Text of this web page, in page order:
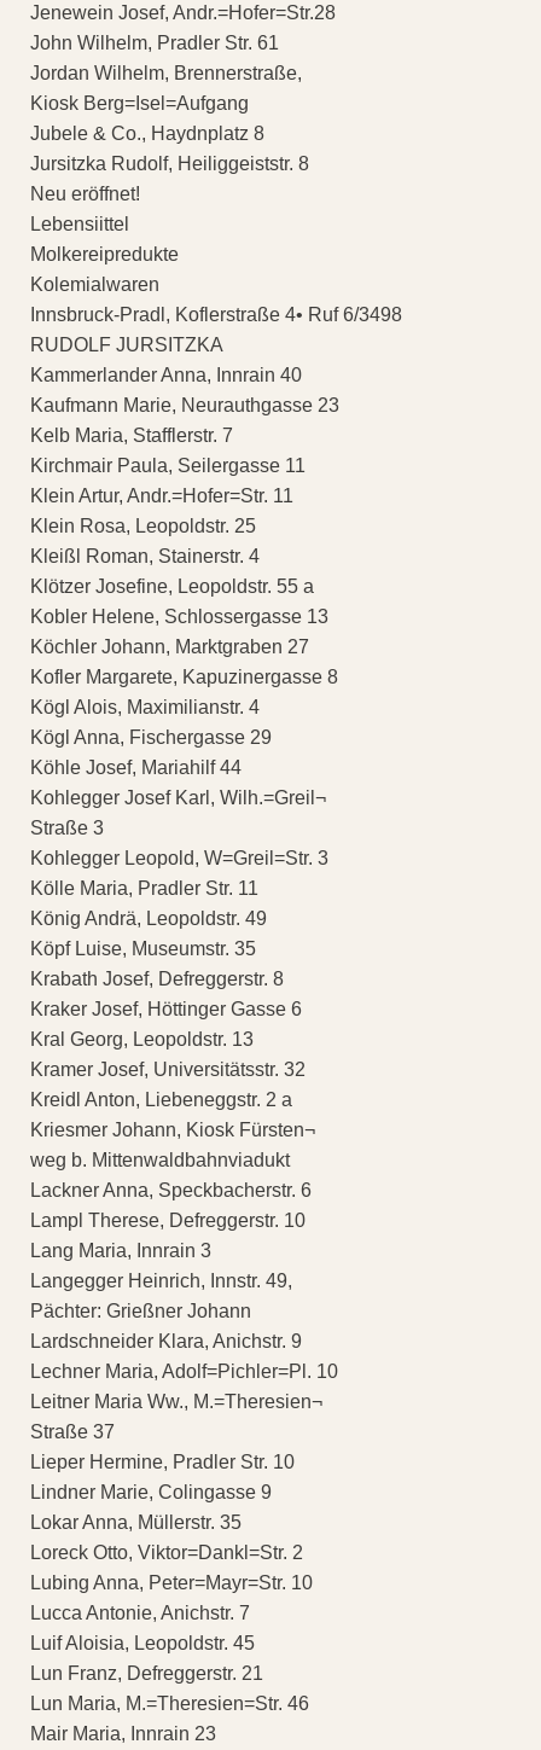
Jenewein Josef, Andr.=Hofer=Str.28
John Wilhelm, Pradler Str. 61
Jordan Wilhelm, Brennerstraße,
Kiosk Berg=Isel=Aufgang
Jubele & Co., Haydnplatz 8
Jursitzka Rudolf, Heiliggeiststr. 8
Neu eröffnet!
Lebensiittel
Molkereipredukte
Kolemialwaren
Innsbruck-Pradl, Koflerstraße 4• Ruf 6/3498
RUDOLF JURSITZKA
Kammerlander Anna, Innrain 40
Kaufmann Marie, Neurauthgasse 23
Kelb Maria, Stafflerstr. 7
Kirchmair Paula, Seilergasse 11
Klein Artur, Andr.=Hofer=Str. 11
Klein Rosa, Leopoldstr. 25
Kleißl Roman, Stainerstr. 4
Klötzer Josefine, Leopoldstr. 55 a
Kobler Helene, Schlossergasse 13
Köchler Johann, Marktgraben 27
Kofler Margarete, Kapuzinergasse 8
Kögl Alois, Maximilianstr. 4
Kögl Anna, Fischergasse 29
Köhle Josef, Mariahilf 44
Kohlegger Josef Karl, Wilh.=Greil¬
Straße 3
Kohlegger Leopold, W=Greil=Str. 3
Kölle Maria, Pradler Str. 11
König Andrä, Leopoldstr. 49
Köpf Luise, Museumstr. 35
Krabath Josef, Defreggerstr. 8
Kraker Josef, Höttinger Gasse 6
Kral Georg, Leopoldstr. 13
Kramer Josef, Universitätsstr. 32
Kreidl Anton, Liebeneggstr. 2 a
Kriesmer Johann, Kiosk Fürsten¬
weg b. Mittenwaldbahnviadukt
Lackner Anna, Speckbacherstr. 6
Lampl Therese, Defreggerstr. 10
Lang Maria, Innrain 3
Langegger Heinrich, Innstr. 49,
Pächter: Grießner Johann
Lardschneider Klara, Anichstr. 9
Lechner Maria, Adolf=Pichler=Pl. 10
Leitner Maria Ww., M.=Theresien¬
Straße 37
Lieper Hermine, Pradler Str. 10
Lindner Marie, Colingasse 9
Lokar Anna, Müllerstr. 35
Loreck Otto, Viktor=Dankl=Str. 2
Lubing Anna, Peter=Mayr=Str. 10
Lucca Antonie, Anichstr. 7
Luif Aloisia, Leopoldstr. 45
Lun Franz, Defreggerstr. 21
Lun Maria, M.=Theresien=Str. 46
Mair Maria, Innrain 23